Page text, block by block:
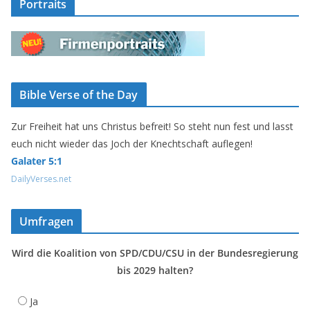
Portraits
Bible Verse of the Day
Zur Freiheit hat uns Christus befreit! So steht nun fest und lasst
euch nicht wieder das Joch der Knechtschaft auflegen!
Galater 5:1
DailyVerses.net
Umfragen
Wird die Koalition von SPD/CDU/CSU in der Bundesregierung
bis 2029 halten?
Ja